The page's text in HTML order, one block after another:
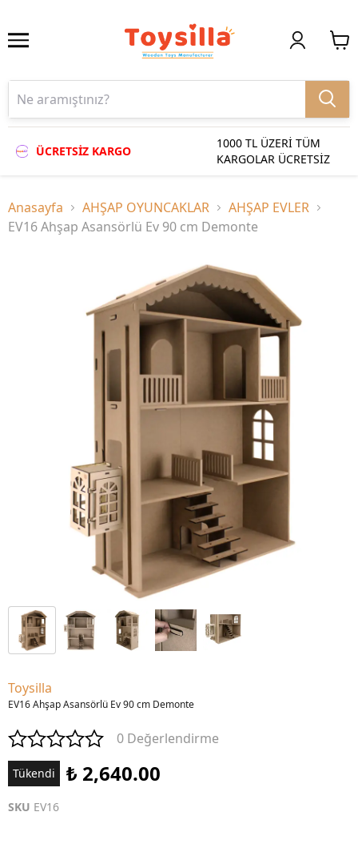
ÜCRETSİZ KARGO
1000 TL ÜZERİ TÜM
KARGOLAR ÜCRETSİZ
Anasayfa AHŞAP OYUNCAKLAR
AHŞAP EVLER
EV16 Ahşap Asansörlü Ev 90 cm Demonte
Toysilla
EV16 Ahşap Asansörlü Ev 90 cm Demonte
0 Değerlendirme
Tükendi ₺ 2,640.00
SKU EV16